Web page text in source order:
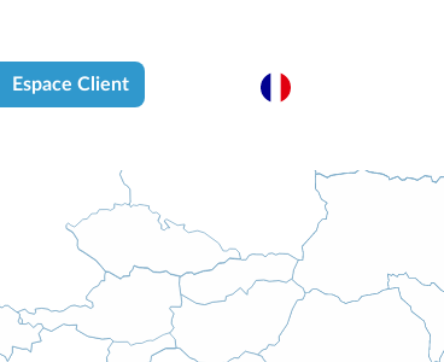
Espace Client